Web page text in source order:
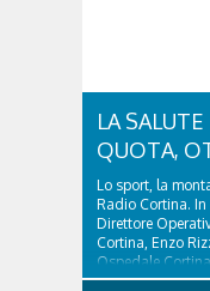
LA
QUOTA,
Lo sport, la
Radio Cortina.
Direttore
Cortina, Enzo
Ospedale
Fondazione